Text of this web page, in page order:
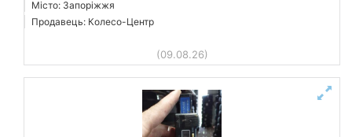
Місто: Запоріжжя
Продавець: Колесо-Центр
(09.08.26)